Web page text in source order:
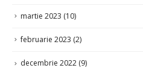
martie 2023 (10)
februarie 2023 (2)
decembrie 2022 (9)